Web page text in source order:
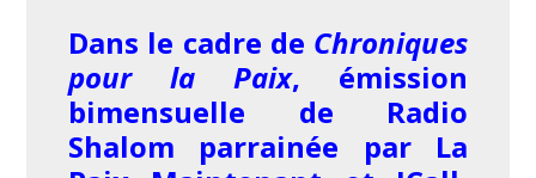
Dans le cadre de Chroniques
pour la Paix, émission
bimensuelle de Radio
Shalom parrainée par La